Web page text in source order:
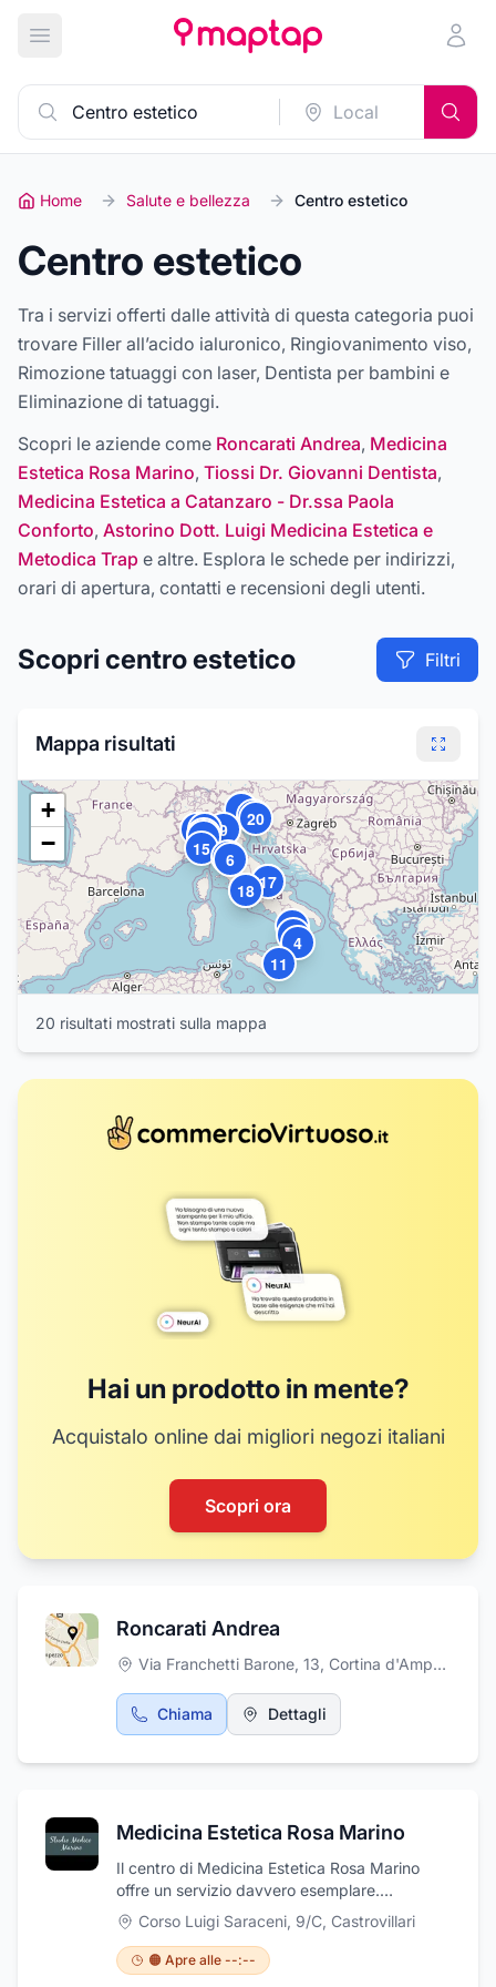
Apri menu principale
Home Salute e bellezza Centro estetico
Centro estetico
Tra i servizi offerti dalle attività di questa categoria puoi
trovare Filler all’acido ialuronico, Ringiovanimento viso,
Rimozione tatuaggi con laser, Dentista per bambini e
Eliminazione di tatuaggi.
Scopri le aziende come Roncarati Andrea, Medicina
Estetica Rosa Marino, Tiossi Dr. Giovanni Dentista,
Medicina Estetica a Catanzaro - Dr.ssa Paola
Conforto, Astorino Dott. Luigi Medicina Estetica e
Metodica Trap e altre. Esplora le schede per indirizzi,
orari di apertura, contatti e recensioni degli utenti.
Scopri centro estetico Filtri
Mappa risultati
1
2
3
4
5
6
7
8
9
10
11
12
13
14
15
16
17
18
19
20
+
−
20 risultati mostrati sulla mappa
Hai un prodotto in mente?
Acquistalo online dai migliori negozi italiani
Scopri ora
Roncarati Andrea
Via Franchetti Barone, 13, Cortina d'Ampezzo
Chiama Dettagli
Medicina Estetica Rosa Marino
Il centro di Medicina Estetica Rosa Marino
offre un servizio davvero esemplare.
Dall'impegno a rimanere aggiornati sugli ultimi
sviluppi della Medicina Estetica attraverso gli
aggiornamenti scientifici, al personale
altamente professionale e competente, non
Corso Luigi Saraceni, 9/C, Castrovillari
🟠 Apre alle --:--